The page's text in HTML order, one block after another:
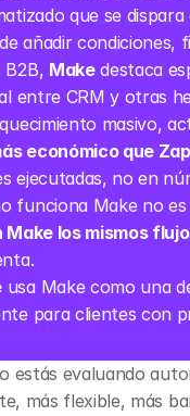
que se
añadir condiciones,
B2B, Make destaca
entre CRM y otras
masivo,
económico que
ejecutadas, no en
funciona Make no
Make los mismos
usa Make como una
para clientes con
estás evaluando
más flexible, más